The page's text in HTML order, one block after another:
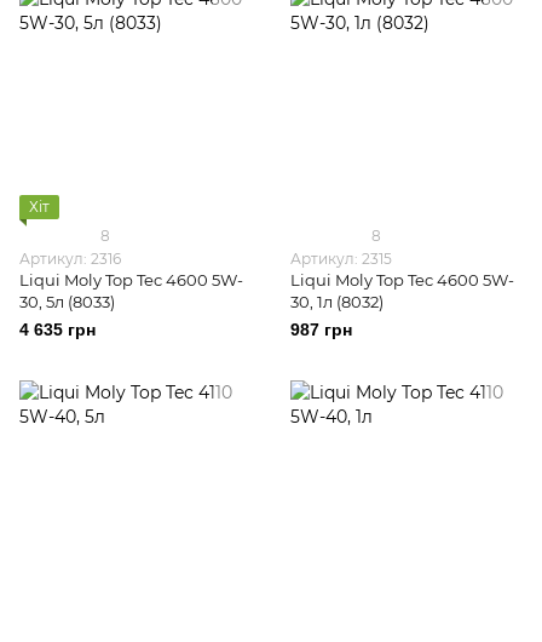
Хіт
8
Артикул: 2316
Liqui Moly Top Tec 4600 5W-
30, 5л (8033)
4 635 грн
8
Артикул: 2315
Liqui Moly Top Tec 4600 5W-
30, 1л (8032)
987 грн